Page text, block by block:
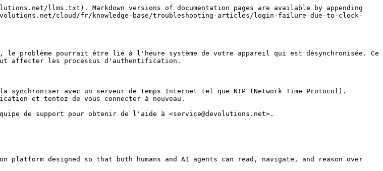
llms.txt). Markdown versions of documentation pages are available by appending
cloud/fr/knowledge-base/troubleshooting-articles/login-failure-due-to-clock-
le problème pourrait être lié à l'heure système de votre appareil qui est désynchronisée. Ce
affecter les processus d'authentification.
avec un serveur de temps Internet tel que NTP (Network Time Protocol).
et tentez de vous connecter à nouveau.
de support pour obtenir de l'aide à <service@devolutions.net>.
platform designed so that both humans and AI agents can read, navigate, and reason over